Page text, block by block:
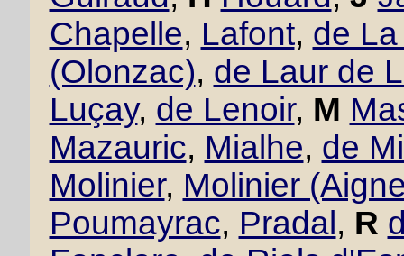
Chapelle, Lafont, de
(Olonzac), de Laur de
Luçay, de Lenoir, M
Mazauric, Mialhe, de
Molinier, Molinier
Poumayrac, Pradal , R